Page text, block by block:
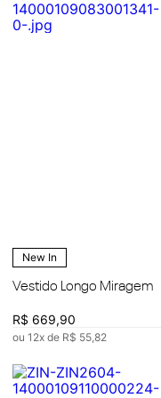
New In
Vestido Longo Miragem
R$ 669,90
ou 12x de R$ 55,82